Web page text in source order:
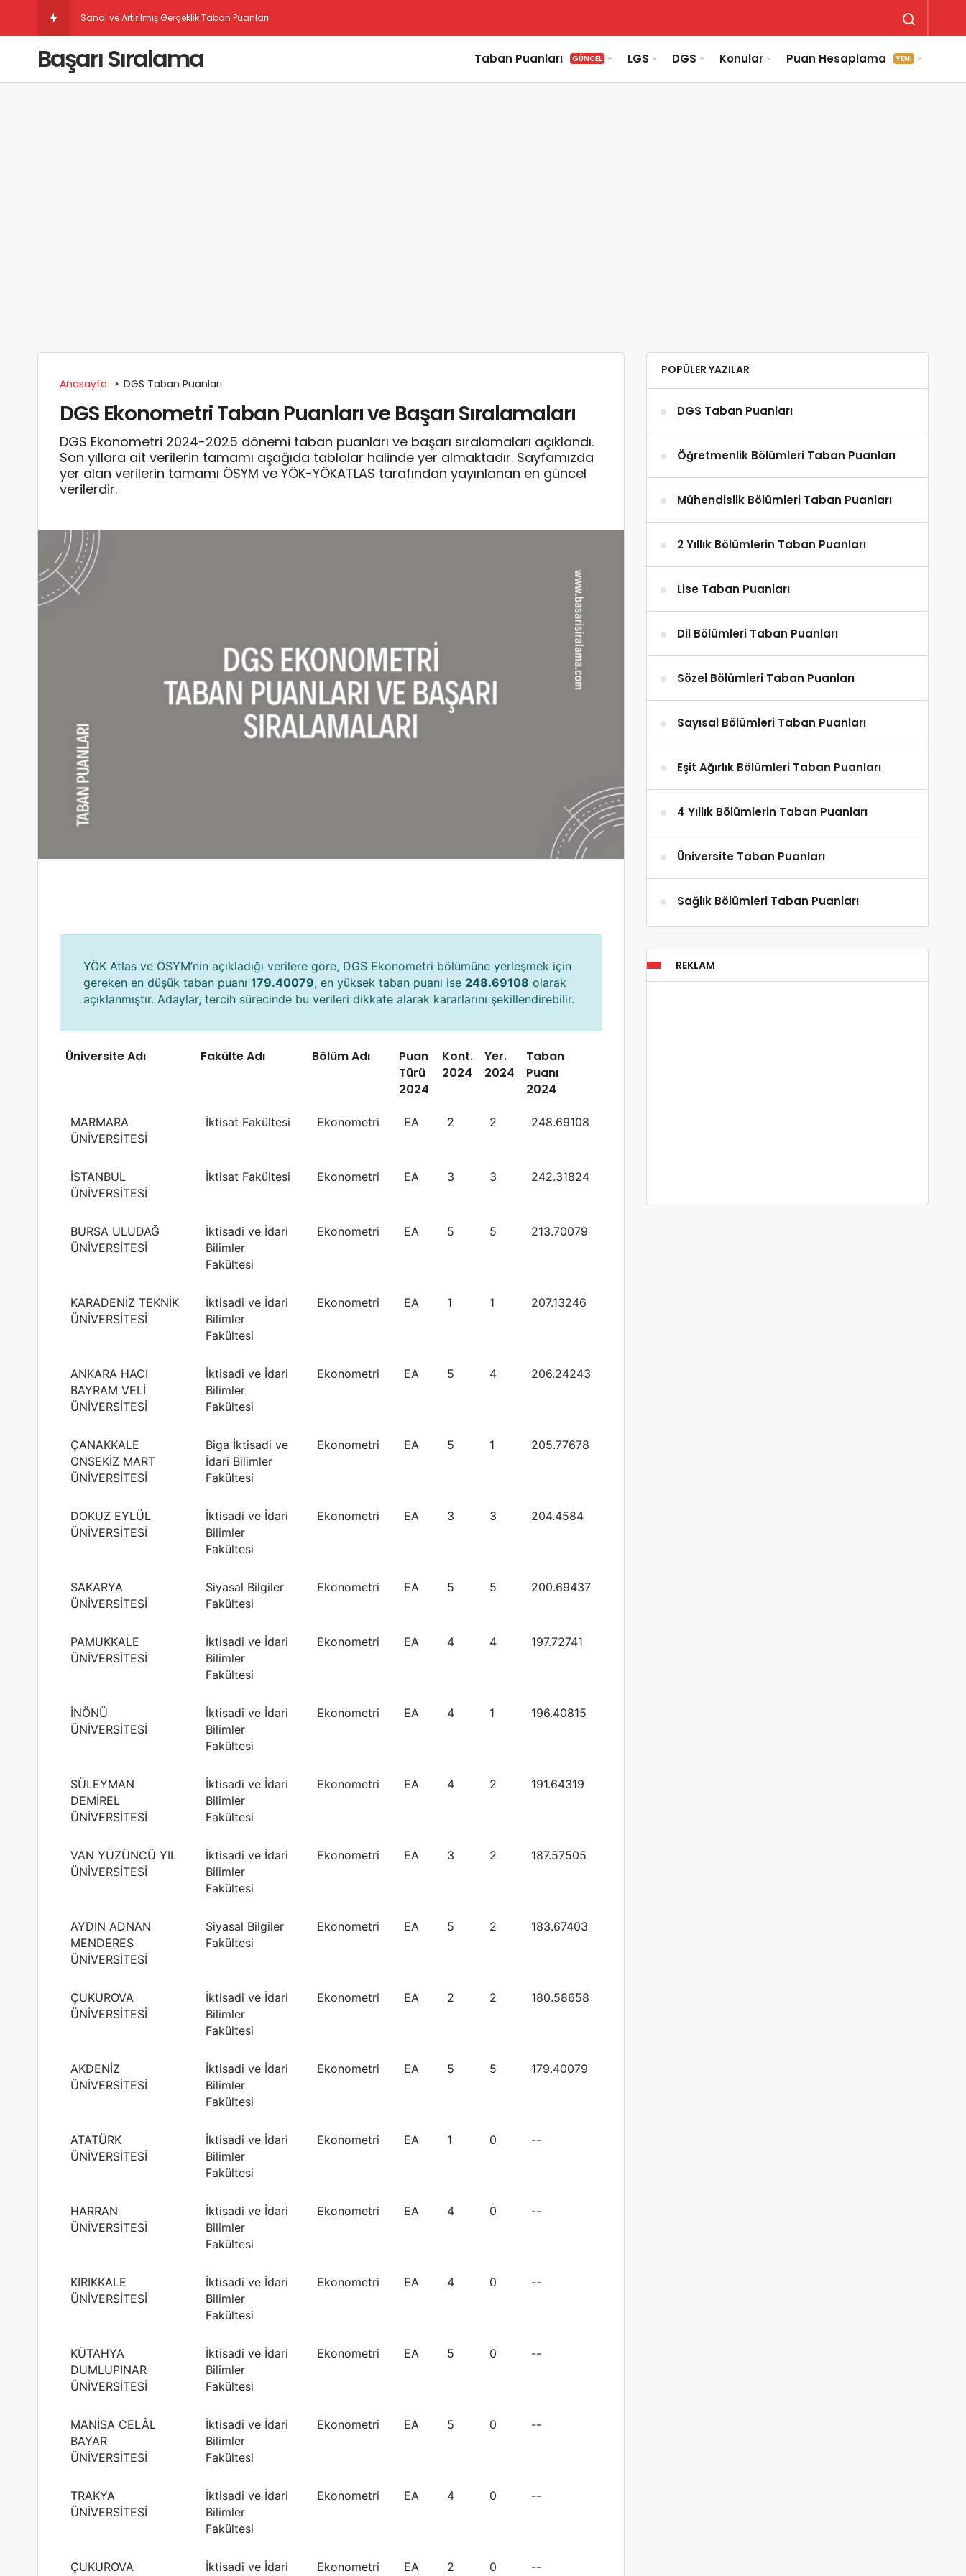
Sanal ve Artırılmış Gerçeklik Taban Puanları
Başarı Sıralama Taban Puanları GÜNCEL LGS DGS Konular Puan Hesaplama YENİ
Anasayfa DGS Taban Puanları
DGS Ekonometri Taban Puanları ve Başarı Sıralamaları
DGS Ekonometri 2024-2025 dönemi taban puanları ve başarı sıralamaları açıklandı.
Son yıllara ait verilerin tamamı aşağıda tablolar halinde yer almaktadır. Sayfamızda
yer alan verilerin tamamı ÖSYM ve YÖK-YÖKATLAS tarafından yayınlanan en güncel
verilerdir.
YÖK Atlas ve ÖSYM’nin açıkladığı verilere göre, DGS Ekonometri bölümüne yerleşmek için
gereken en düşük taban puanı 179.40079, en yüksek taban puanı ise 248.69108 olarak
açıklanmıştır. Adaylar, tercih sürecinde bu verileri dikkate alarak kararlarını şekillendirebilir.
Üniversite Adı Fakülte Adı Bölüm Adı
Puan
Türü
2024
Kont.
2024
Yer.
2024
Taban
Puanı
2024
MARMARA
ÜNİVERSİTESİ
İktisat Fakültesi Ekonometri EA 2 2 248.69108
İSTANBUL
ÜNİVERSİTESİ
İktisat Fakültesi Ekonometri EA 3 3 242.31824
BURSA ULUDAĞ
ÜNİVERSİTESİ
İktisadi ve İdari
Bilimler
Fakültesi
Ekonometri EA 5 5 213.70079
KARADENİZ TEKNİK
ÜNİVERSİTESİ
İktisadi ve İdari
Bilimler
Fakültesi
Ekonometri EA 1 1 207.13246
ANKARA HACI
BAYRAM VELİ
ÜNİVERSİTESİ
İktisadi ve İdari
Bilimler
Fakültesi
Ekonometri EA 5 4 206.24243
ÇANAKKALE
ONSEKİZ MART
ÜNİVERSİTESİ
Biga İktisadi ve
İdari Bilimler
Fakültesi
Ekonometri EA 5 1 205.77678
DOKUZ EYLÜL
ÜNİVERSİTESİ
İktisadi ve İdari
Bilimler
Fakültesi
Ekonometri EA 3 3 204.4584
SAKARYA
ÜNİVERSİTESİ
Siyasal Bilgiler
Fakültesi
Ekonometri EA 5 5 200.69437
PAMUKKALE
ÜNİVERSİTESİ
İktisadi ve İdari
Bilimler
Fakültesi
Ekonometri EA 4 4 197.72741
İNÖNÜ
ÜNİVERSİTESİ
İktisadi ve İdari
Bilimler
Fakültesi
Ekonometri EA 4 1 196.40815
SÜLEYMAN
DEMİREL
ÜNİVERSİTESİ
İktisadi ve İdari
Bilimler
Fakültesi
Ekonometri EA 4 2 191.64319
VAN YÜZÜNCÜ YIL
ÜNİVERSİTESİ
İktisadi ve İdari
Bilimler
Fakültesi
Ekonometri EA 3 2 187.57505
AYDIN ADNAN
MENDERES
ÜNİVERSİTESİ
Siyasal Bilgiler
Fakültesi
Ekonometri EA 5 2 183.67403
ÇUKUROVA
ÜNİVERSİTESİ
İktisadi ve İdari
Bilimler
Fakültesi
Ekonometri EA 2 2 180.58658
AKDENİZ
ÜNİVERSİTESİ
İktisadi ve İdari
Bilimler
Fakültesi
Ekonometri EA 5 5 179.40079
ATATÜRK
ÜNİVERSİTESİ
İktisadi ve İdari
Bilimler
Fakültesi
Ekonometri EA 1 0 --
HARRAN
ÜNİVERSİTESİ
İktisadi ve İdari
Bilimler
Fakültesi
Ekonometri EA 4 0 --
KIRIKKALE
ÜNİVERSİTESİ
İktisadi ve İdari
Bilimler
Fakültesi
Ekonometri EA 4 0 --
KÜTAHYA
DUMLUPINAR
ÜNİVERSİTESİ
İktisadi ve İdari
Bilimler
Fakültesi
Ekonometri EA 5 0 --
MANİSA CELÂL
BAYAR
ÜNİVERSİTESİ
İktisadi ve İdari
Bilimler
Fakültesi
Ekonometri EA 5 0 --
TRAKYA
ÜNİVERSİTESİ
İktisadi ve İdari
Bilimler
Fakültesi
Ekonometri EA 4 0 --
ÇUKUROVA İktisadi ve İdari Ekonometri EA 2 0 --
POPÜLER YAZILAR
DGS Taban Puanları
Öğretmenlik Bölümleri Taban Puanları
Mühendislik Bölümleri Taban Puanları
2 Yıllık Bölümlerin Taban Puanları
Lise Taban Puanları
Dil Bölümleri Taban Puanları
Sözel Bölümleri Taban Puanları
Sayısal Bölümleri Taban Puanları
Eşit Ağırlık Bölümleri Taban Puanları
4 Yıllık Bölümlerin Taban Puanları
Üniversite Taban Puanları
Sağlık Bölümleri Taban Puanları
REKLAM